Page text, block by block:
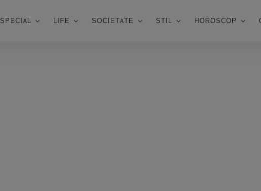
SPECIAL LIFE SOCIETATE STIL HOROSCOP